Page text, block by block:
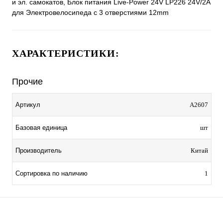
и эл. самокатов, Блок питания Live-Power 24V LP226 24V/2A
для Электровелосипеда с 3 отверстиями 12mm
ХАРАКТЕРИСТИКИ:
Прочие
Артикул A2607
Базовая единица шт
Производитель Китай
Сортировка по наличию 1